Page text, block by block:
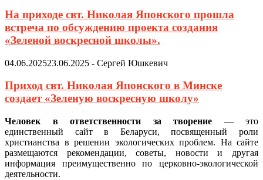
На приходе свт. Николая Японского прошла
встреча по обсуждению проекта создания
«Зеленой воскресной школы».
04.06.202523.06.2025 - Сергей Юшкевич
Приход свт. Николая Японского в Минске
создает «Зеленую воскресную школу»
Человек в ответственности за творение — это
единственный сайт в Беларуси, посвященный роли
христианства в решении экологических проблем. На сайте
размещаются рекомендации, советы, новости и другая
информация преимущественно по церковно-экологической
деятельности.